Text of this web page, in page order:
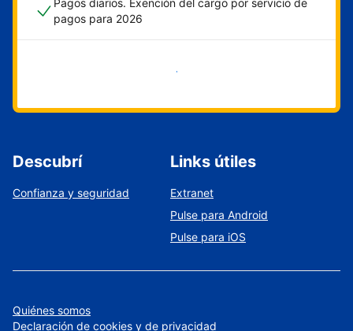
Pagos diarios. Exención del cargo por servicio de
pagos para 2026
Empezar ahora
Descubrí
Confianza y seguridad
Links útiles
Extranet
Pulse para Android
Pulse para iOS
Quiénes somos
Declaración de cookies y de privacidad